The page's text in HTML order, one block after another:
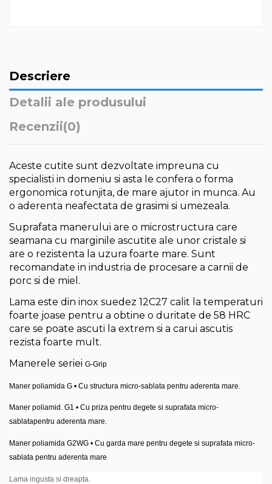
Descriere
Detalii ale produsului
Recenzii(0)
Aceste cutite sunt dezvoltate impreuna cu
specialisti in domeniu si asta le confera o forma
ergonomica rotunjita, de mare ajutor in munca. Au
o aderenta neafectata de grasimi si umezeala.
Suprafata manerului are o microstructura care
seamana cu marginile ascutite ale unor cristale si
are o rezistenta la uzura foarte mare. Sunt
recomandate in industria de procesare a carnii de
porc si de miel.
Lama este din inox suedez 12C27 calit la temperaturi
foarte joase pentru a obtine o duritate de 58 HRC
care se poate ascuti la extrem si a carui ascutis
rezista foarte mult.
Manerele seriei G-Grip
Maner poliamida G • Cu structura micro-sablata pentru aderenta mare.
Maner poliamid. G1 • Cu priza pentru degete si suprafata micro-
sablatapentru aderenta mare.
Maner poliamida G2WG • Cu garda mare pentru degete si suprafata micro-
sablata pentru aderenta mare
Lama ingusta si dreapta.